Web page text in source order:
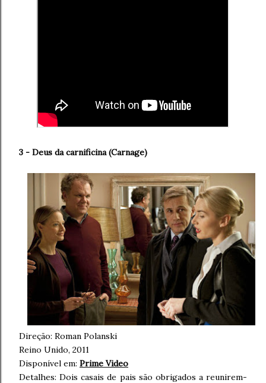
3 - Deus da carnificina (Carnage)
Direção: Roman Polanski
Reino Unido, 2011
Disponível em: Prime Video
Detalhes: Dois casais de pais são obrigados a reunirem-